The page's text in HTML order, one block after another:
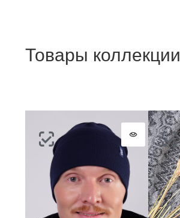
Товары коллекции